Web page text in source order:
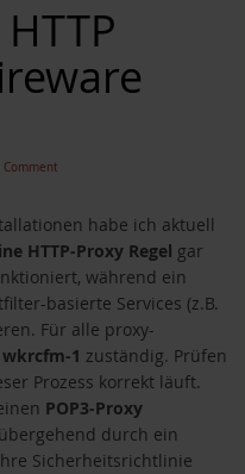
Comment
habe ich aktuell
HTTP-Proxy Regel gar
während ein
basierte Services (z.B.
Für alle proxy-
wkrcfm-1 zuständig. Prüfen
Prozess korrekt läuft.
POP3-Proxy
durch ein
Sicherheitsrichtlinie